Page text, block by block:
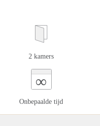
2 kamers
∞
Onbepaalde tijd